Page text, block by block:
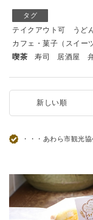
タグ
テイクアウト可 うど
カフェ・菓子（スイー
喫茶
寿司 居酒屋
新しい順
・・・あわら市観光協